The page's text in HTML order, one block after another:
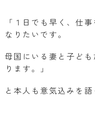
「１日でも早く、仕
なりたいです。
母国にいる妻と子ど
ります。」
と本人も意気込みを語